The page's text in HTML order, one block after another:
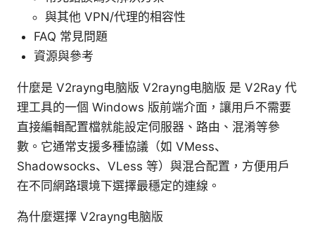
與其他 VPN/代理的相容性
FAQ 常見問題
資源與參考
什麼是 V2rayng电脑版 V2rayng电脑版 是 V2Ray 代
理工具的一個 Windows 版前端介面，讓用戶不需要
直接編輯配置檔就能設定伺服器、路由、混淆等參
數。它通常支援多種協議（如 VMess、
Shadowsocks、VLess 等）與混合配置，方便用戶
在不同網路環境下選擇最穩定的連線。
為什麼選擇 V2rayng电脑版